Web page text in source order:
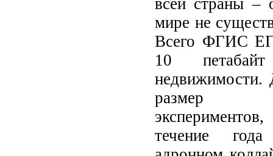
всей страны –
мире не
Всего ФГИС
10
недвижимости.
размер
течение